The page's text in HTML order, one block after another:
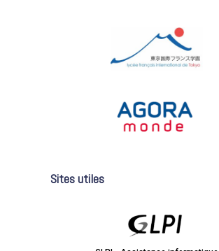
Sites utiles